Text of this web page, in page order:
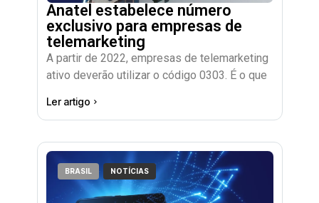
Anatel estabelece número
exclusivo para empresas de
telemarketing
A partir de 2022, empresas de telemarketing
ativo deverão utilizar o código 0303. É o que
Ler artigo
BRASIL NOTÍCIAS